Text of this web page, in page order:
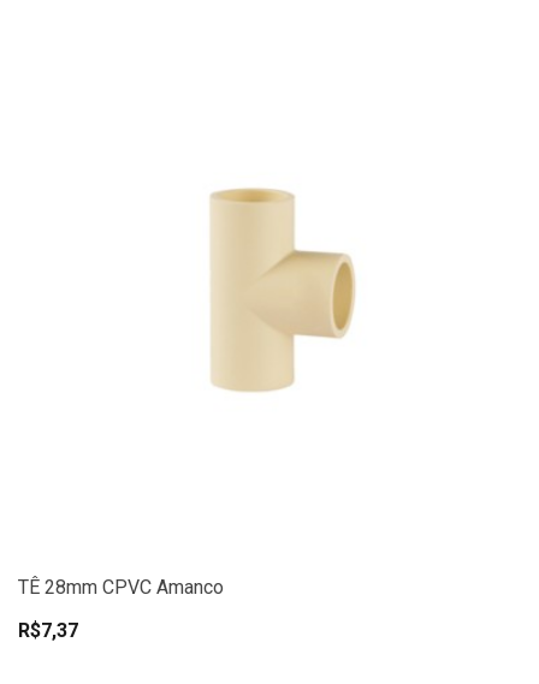
TÊ 28mm CPVC Amanco
R$7,37